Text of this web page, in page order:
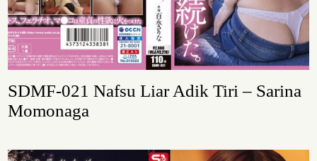
SDMF-021 Nafsu Liar Adik Tiri – Sarina
Momonaga